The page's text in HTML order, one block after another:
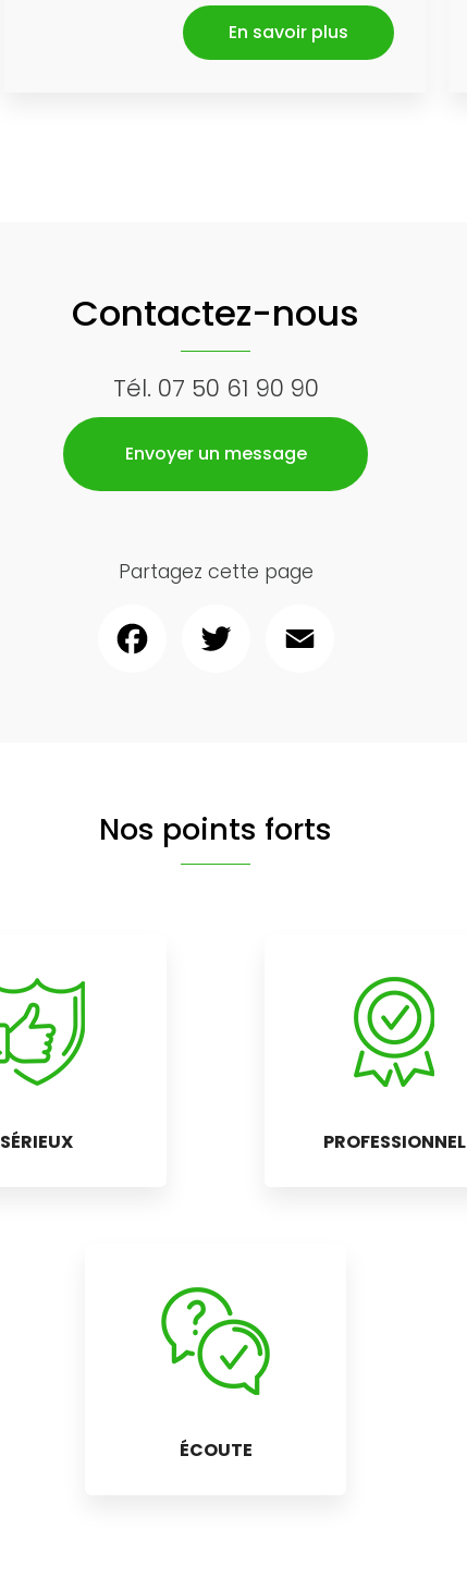
En savoir plus
Contactez-nous
Tél. 07 50 61 90 90
Envoyer un message
Partagez cette page
Nos points forts
SÉRIEUX PROFESSIONNEL
ÉCOUTE